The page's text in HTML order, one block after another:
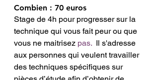
Combien : 70 euros
Stage de 4h pour progresser sur la
technique qui vous fait peur ou que
vous ne maitrisez pas.
  Il s'adresse
aux personnes qui veulent travailler
des techniques spécifiques sur